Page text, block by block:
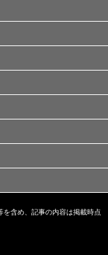
含め、記事の内容は掲載時点